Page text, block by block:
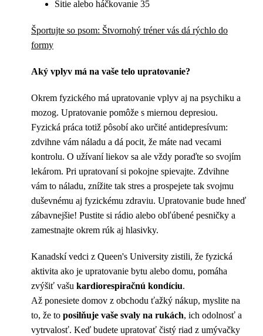
Šitie alebo háčkovanie 35
Športujte so psom: Štvornohý tréner vás dá rýchlo do
formy
Aký vplyv má na vaše telo upratovanie?
Okrem fyzického má upratovanie vplyv aj na psychiku a
mozog. Upratovanie pomôže s miernou depresiou.
Fyzická práca totiž pôsobí ako určité antidepresívum:
zdvihne vám náladu a dá pocit, že máte nad vecami
kontrolu. O užívaní liekov sa ale vždy poraďte so svojím
lekárom. Pri upratovaní si pokojne spievajte. Zdvihne
vám to náladu, znížite tak stres a prospejete tak svojmu
duševnému aj fyzickému zdraviu. Upratovanie bude hneď
zábavnejšie! Pustite si rádio alebo obľúbené pesničky a
zamestnajte okrem rúk aj hlasivky.
Kanadskí vedci z Queen's University zistili, že fyzická
aktivita ako je upratovanie bytu alebo domu, pomáha
zvýšiť vašu kardiorespiračnú kondíciu.
Až ponesiete domov z obchodu ťažký nákup, myslite na
to, že to posilňuje vaše svaly na rukách, ich odolnosť a
vytrvalosť. Keď budete upratovať čistý riad z umývačky